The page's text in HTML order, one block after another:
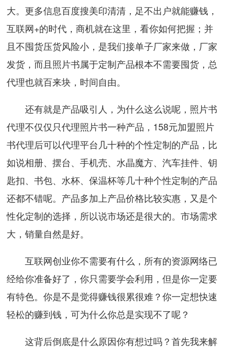
大。更多信息百度搜美印清清，足不出户就能赚钱，
互联网+的时代，商机就在这里，看你如何把握；并
且不囤货压货风险小，是我们接单子厂家来做，厂家
发货，而且照片书属于定制产品根本不需要囤货，总
代理也就百来块，时间自由。
还有就是产品吸引人，为什么这么说呢，照片书
代理不仅仅只代理照片书一种产品，158元加盟照片
书代理后可以代理平台几十种的个性定制的产品，比
如说相册、摆台、手机壳、水晶魔方、汽车挂件、钥
匙扣、书包、水杯、保温杯等几十种个性定制的产品
还都不错呢。产品多加上产品价格比较实惠，又是个
性化定制的选择，所以说市场还是很大的。市场需求
大，销量自然是好。
互联网创业你不需要有什么，所有的资源网络已
经给你准备好了，你只需要学会利用，但是你一定要
有特色。你是不是觉得赚钱很累很难？你一定想快速
轻松的赚到钱，可为什么你总是实现不了呢？
这背后倒底是什么原因你有想过吗？首先我来解